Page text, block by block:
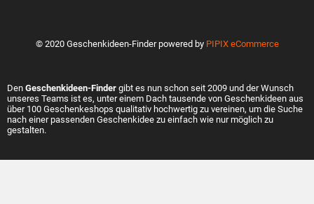
© 2020 Geschenkideen-Finder powered by PIPIX eCommerce
Den Geschenkideen-Finder gibt es nun schon seit 2009 und der Wunsch
unseres Teams ist es, unter einem Dach tausende von Geschenkideen aus
über 100 Geschenkeshops qualitativ hochwertig zu vereinen, um die Suche
nach einer passenden Geschenkidee zu einfach wie nur möglich zu
gestalten.